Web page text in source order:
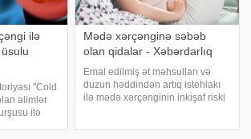
ilə
"Cold
alimlər
ilə
Mədə xərçənginə səbəb
olan qidalar - Xəbərdarlıq
Emal edilmiş ət məhsulları və
duzun həddindən artıq istehlakı
ilə mədə xərçənginin inkişaf riski